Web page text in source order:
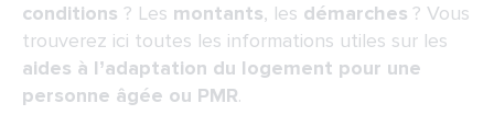
conditions ? Les montants, les démarches ? Vous
trouverez ici toutes les informations utiles sur les
aides à l’adaptation du logement pour une
personne âgée ou PMR.